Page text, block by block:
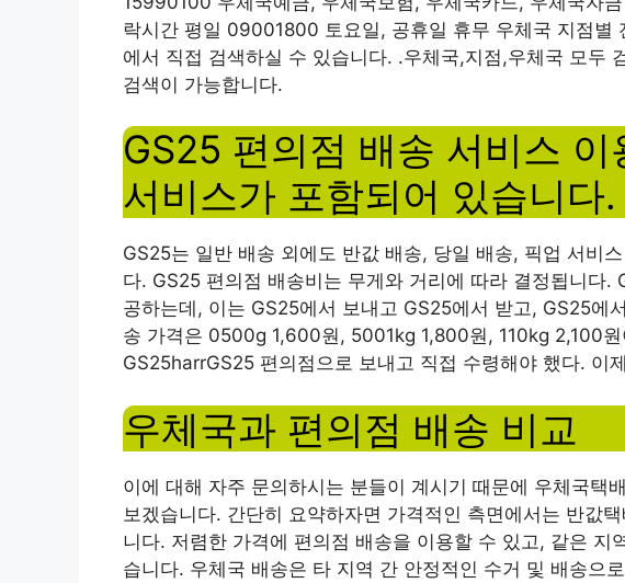
락시간 평일 09001800 토요일, 공휴일 휴무 우체국 지점별
에서 직접 검색하실 수 있습니다. .우체국,지점,우체국 모두
검색이 가능합니다.
GS25 편의점 배송 서비스 이
서비스가 포함되어 있습니다.
GS25는 일반 배송 외에도 반값 배송, 당일 배송, 픽업 서비
다. GS25 편의점 배송비는 무게와 거리에 따라 결정됩니다.
공하는데, 이는 GS25에서 보내고 GS25에서 받고, GS25에
송 가격은 0500g 1,600원, 5001kg 1,800원, 110kg 2,100
GS25harrGS25 편의점으로 보내고 직접 수령해야 했다. 이
우체국과 편의점 배송 비교
이에 대해 자주 문의하시는 분들이 계시기 때문에 우체국택
보겠습니다. 간단히 요약하자면 가격적인 측면에서는 반값
니다. 저렴한 가격에 편의점 배송을 이용할 수 있고, 같은 지
습니다. 우체국 배송은 타 지역 간 안정적인 수거 및 배송으